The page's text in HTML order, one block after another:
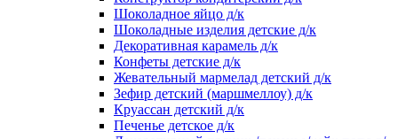
Шоколадное яйцо д/к
Шоколадные изделия детские д/к
Декоративная карамель д/к
Конфеты детские д/к
Жевательный мармелад детский д/к
Зефир детский (маршмеллоу) д/к
Круассан детский д/к
Печенье детское д/к